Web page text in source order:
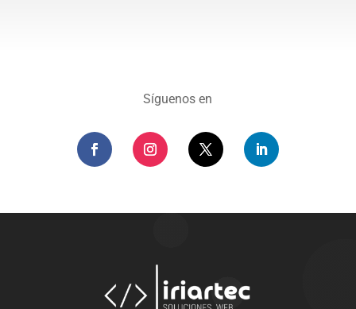
Síguenos en